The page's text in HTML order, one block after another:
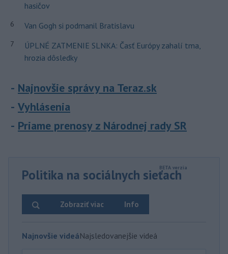
hasičov
6 Van Gogh si podmanil Bratislavu
7
ÚPLNÉ ZATMENIE SLNKA: Časť Európy zahalí tma,
hrozia dôsledky
Najnovšie správy na Teraz.sk
Vyhlásenia
Priame prenosy z Národnej rady SR
Politika na sociálnych sieťach
Info
Zobraziť viac
Najnovšie videáNajsledovanejšie videá